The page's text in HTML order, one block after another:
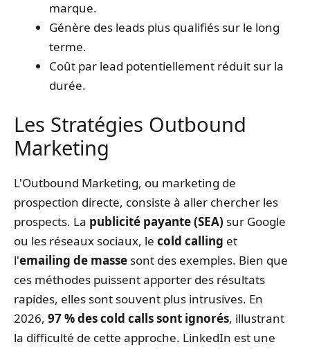
marque.
Génère des leads plus qualifiés sur le long
terme.
Coût par lead potentiellement réduit sur la
durée.
Les Stratégies Outbound
Marketing
L'Outbound Marketing, ou marketing de
prospection directe, consiste à aller chercher les
prospects. La publicité payante (SEA) sur Google
ou les réseaux sociaux, le cold calling et
l'emailing de masse sont des exemples. Bien que
ces méthodes puissent apporter des résultats
rapides, elles sont souvent plus intrusives. En
2026, 97 % des cold calls sont ignorés, illustrant
la difficulté de cette approche. LinkedIn est une